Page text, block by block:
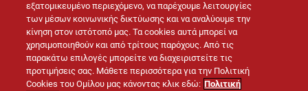
εξατομικευμένο περιεχόμενο, να παρέχουμε λειτουργίες
των μέσων κοινωνικής δικτύωσης και να αναλύουμε την
κίνηση στον ιστότοπό μας. Τα cookies αυτά μπορεί να
χρησιμοποιηθούν και από τρίτους παρόχους. Από τις
παρακάτω επιλογές μπορείτε να διαχειριστείτε τις
προτιμήσεις σας. Μάθετε περισσότερα για την Πολιτική
Cookies του Ομίλου μας κάνοντας κλικ εδώ: Πολιτική